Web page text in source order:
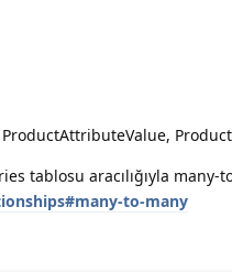
tablosu aracılığıyla
to-many